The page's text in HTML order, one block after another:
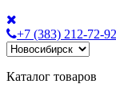
+7 (383) 212-72-92
Каталог товаров